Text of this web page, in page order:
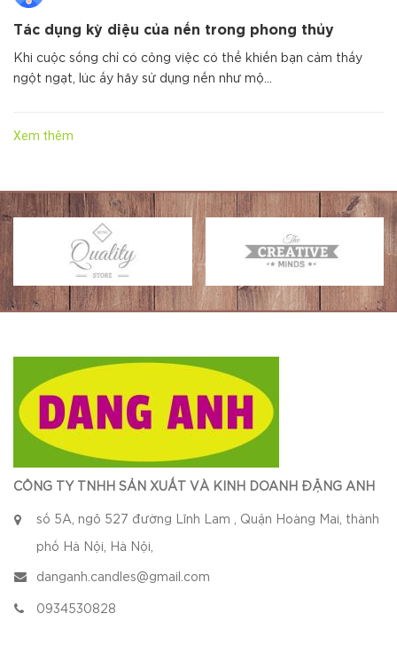
Tác dụng kỳ diệu của nến trong phong thủy
Khi cuộc sống chỉ có công việc có thể khiến bạn cảm thấy
ngột ngạt, lúc ấy hãy sử dụng nến như mộ...
Xem thêm
CÔNG TY TNHH SẢN XUẤT VÀ KINH DOANH ĐẶNG ANH
số 5A, ngõ 527 đường Lĩnh Lam , Quận Hoàng Mai, thành
phố Hà Nội, Hà Nội,
danganh.candles@gmail.com
0934530828